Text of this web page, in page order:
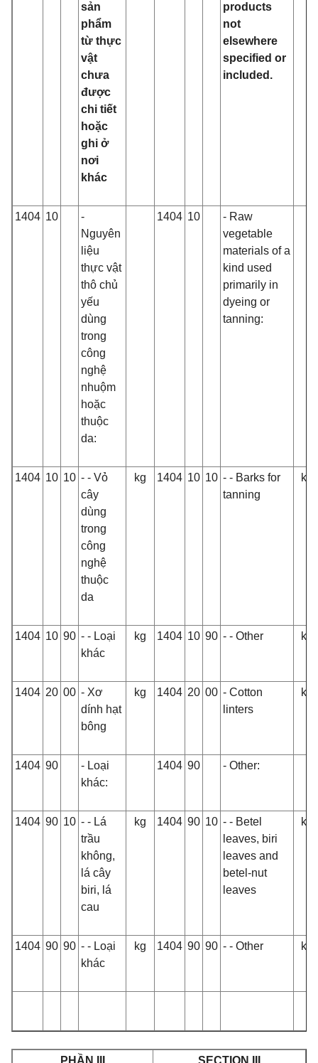
sản
phẩm
từ thực
vật
chưa
được
chi tiết
hoặc
ghi ở
nơi
khác
products
not
elsewhere
specified or
included.
1404 10
-
Nguyên
liệu
thực vật
thô chủ
yếu
dùng
trong
công
nghệ
nhuộm
hoặc
thuộc
da:
1404 10
- Raw
vegetable
materials of a
kind used
primarily in
dyeing or
tanning:
1404 10 10 - - Vỏ
cây
dùng
trong
công
nghệ
thuộc
da
kg 1404 10 10 - - Barks for
tanning
kg
1404 10 90 - - Loại
khác
kg 1404 10 90 - - Other kg
1404 20 00 - Xơ
dính hạt
bông
kg 1404 20 00 - Cotton
linters
kg
1404 90
- Loại
khác:
1404 90 - Other:
1404 90 10 - - Lá
trầu
không,
lá cây
biri, lá
cau
kg 1404 90 10 - - Betel
leaves, biri
leaves and
betel-nut
leaves
kg
1404 90 90 - - Loại
khác
kg 1404 90 90 - - Other kg
PHẦN III SECTION III